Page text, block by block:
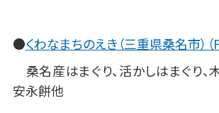
●くわなまちのえき（三重県桑名市）（
桑名産はまぐり、活かしはまぐり、
安永餅他